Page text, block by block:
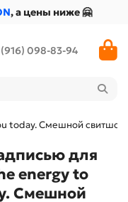
, а цены ниже 🤗
(916) 098-83-94
Смешной свитшот.
для
energy to
Смешной